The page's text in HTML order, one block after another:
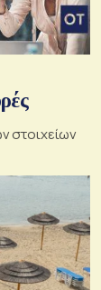
στοιχείων